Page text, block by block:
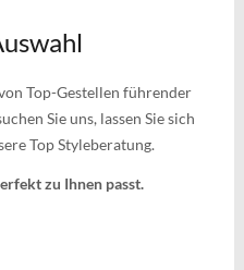
Top-Gestellen führender
Sie uns, lassen Sie sich
Top Styleberatung.
zu Ihnen passt.